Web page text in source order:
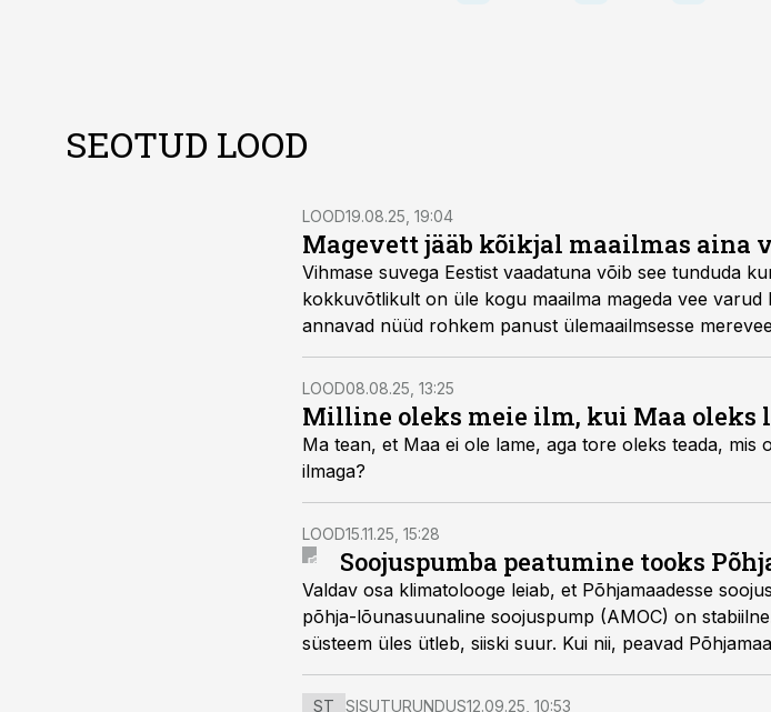
SEOTUD LOOD
LOOD19.08.25, 19:04
Magevett jääb kõikjal maailmas aina
Vihmase suvega Eestist vaadatuna võib see tunduda
kokkuvõtlikult on üle kogu maailma mageda vee varud
annavad nüüd rohkem panust ülemaailmsesse
magedast pinna- ja põhjaveest kaob just nimelt
LOOD08.08.25, 13:25
Milline oleks meie ilm, kui Maa oleks
Ma tean, et Maa ei ole lame, aga tore oleks teada, mis
ilmaga?
LOOD15.11.25, 15:28
Soojuspumba peatumine tooks
Valdav osa klimatolooge leiab, et Põhjamaadesse
põhja-lõunasuunaline soojuspump (AMOC) on
süsteem üles ütleb, siiski suur. Kui nii, peavad
krõbedamateks oludeks.
ST SISUTURUNDUS12.09.25, 10:53